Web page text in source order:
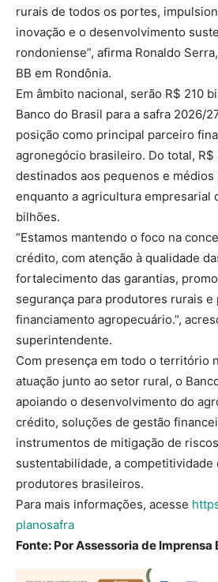
rurais de todos os portes,
inovação e o desenvolvimento
rondoniense”, afirma Ronaldo
BB em Rondônia.
Em âmbito nacional, serão R$ 210
Banco do Brasil para a safra 2026/
posição como principal parceiro
agronegócio brasileiro. Do total,
destinados aos pequenos e
enquanto a agricultura empresarial
bilhões.
“Estamos mantendo o foco na
crédito, com atenção à qualidade
fortalecimento das garantias,
segurança para produtores rurais e
financiamento agropecuário.”,
superintendente.
Com presença em todo o território
atuação junto ao setor rural, o
apoiando o desenvolvimento do
crédito, soluções de gestão
instrumentos de mitigação de
sustentabilidade, a
produtores brasileiros.
Para mais informações, acesse
planosafra
Fonte: Por Assessoria de Imprensa